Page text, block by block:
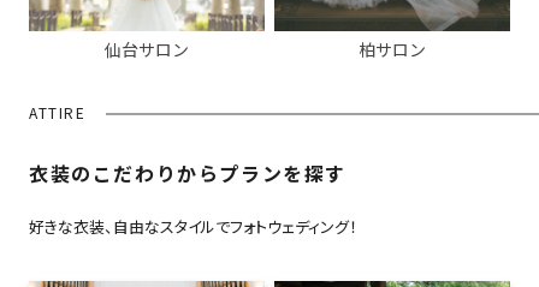
仙台サロン 柏サロン
ATTIRE
衣装のこだわりからプランを探す
好きな衣装、自由なスタイルでフォトウェディング！